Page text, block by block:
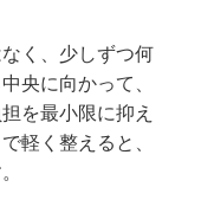
く、少しずつ何
央に向かって、
を最小限に抑え
軽く整えると、